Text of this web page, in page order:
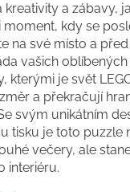
kreativity a zábavy,
moment, kdy se
na své místo a
vašich
kterými je svět
a překračují
svým unikátním
tisku je toto puzzle
večery, ale
interiéru.